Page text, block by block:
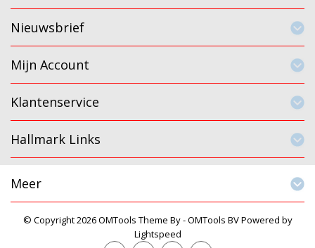
Nieuwsbrief
Mijn Account
Klantenservice
Hallmark Links
Meer
© Copyright 2026 OMTools Theme By -OMTools BVPowered by
Lightspeed